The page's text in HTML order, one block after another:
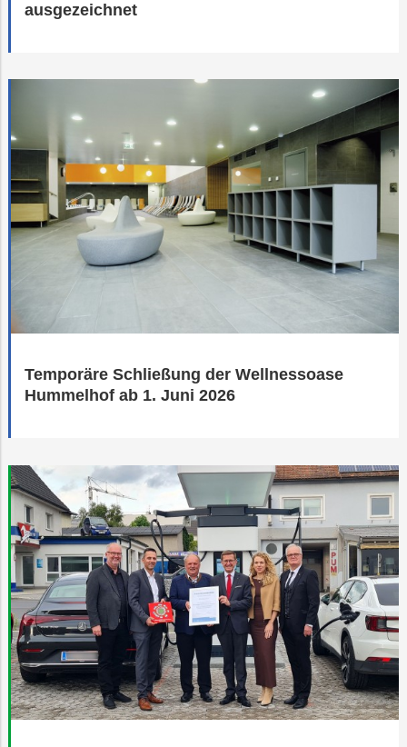
ausgezeichnet
Temporäre Schließung der Wellnessoase
Hummelhof ab 1. Juni 2026